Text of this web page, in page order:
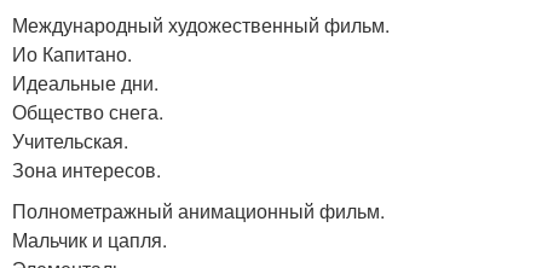
Международный художественный фильм.
Ио Капитано.
Идеальные дни.
Общество снега.
Учительская.
Зона интересов.
Полнометражный анимационный фильм.
Мальчик и цапля.